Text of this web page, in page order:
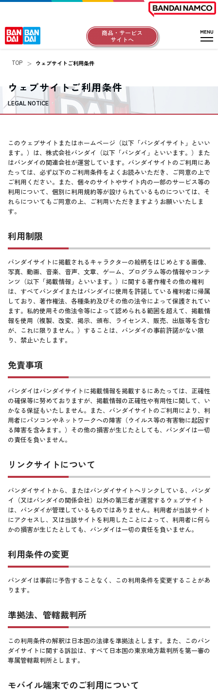
商品・サービス
サイトへ
TOP ウェブサイトご利用条件
ウェブサイトご利用条件
LEGAL NOTICE
このウェブサイトまたはホームページ（以下「バンダイサイト」といい
ます。）は、株式会社バンダイ（以下「バンダイ」といいます。）また
はバンダイの関連会社が運営しています。バンダイサイトのご利用にあ
たっては、必ず以下のご利用条件をよくお読みいただき、ご同意の上で
ご利用ください。また、個々のサイトやサイト内の一部のサービス等の
利用について、個別に利用規約等が設けられているものについては、そ
れらについてもご同意の上、ご利用いただきますようお願いいたしま
す。
利用制限
バンダイサイトに掲載されるキャラクターの絵柄をはじめとする画像、
写真、動画、音楽、音声、文章、ゲーム、プログラム等の情報やコンテ
ンツ（以下「掲載情報」といいます。）に関する著作権その他の権利
は、すべてバンダイまたはバンダイに使用を許諾している権利者に帰属
しており、著作権法、各種条約及びその他の法令によって保護されてい
ます。私的使用その他法令等によって認められる範囲を超えて、掲載情
報を使用（複製、改変、掲示、頒布、ライセンス、販売、出版等を含む
が、これに限りません。）することは、バンダイの事前許諾がない限
り、禁止いたします。
免責事項
バンダイはバンダイサイトに掲載情報を掲載するにあたっては、正確性
の確保等に努めておりますが、掲載情報の正確性や有用性に関して、い
かなる保証もいたしません。また、バンダイサイトのご利用により、利
用者にパソコンやネットワークへの障害（ウイルス等の有害物に起因す
る障害を含みます。）その他の損害が生じたとしても、バンダイは一切
の責任を負いません。
リンクサイトについて
バンダイサイトから、またはバンダイサイトへリンクしている、バンダ
イ（又はバンダイの関係会社）以外の第三者が運営するウェブサイト
は、バンダイが管理しているものではありません。利用者が当該サイト
にアクセスし、又は当該サイトを利用したことによって、利用者に何ら
かの損害が生じたとしても、バンダイは一切の責任を負いません。
利用条件の変更
バンダイは事前に予告することなく、この利用条件を変更することがあ
ります。
準拠法、管轄裁判所
この利用条件の解釈は日本国の法律を準拠法とします。また、このバン
ダイサイトに関する訴訟は、すべて日本国の東京地方裁判所を第一審の
専属管轄裁判所とします。
モバイル端末でのご利用について